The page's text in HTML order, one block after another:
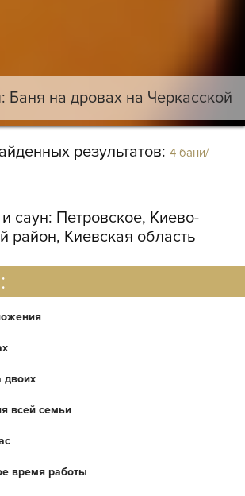
Баня на дровах на Черкасской
результатов: 4 бани/
саун: Петровское, Киево-
район, Киевская область
двоих
всей семьи
время работы